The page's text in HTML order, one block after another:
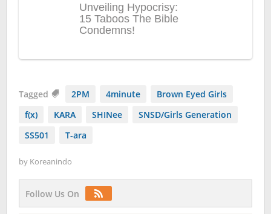
Tagged 2PM 4minute
Brown Eyed Girls
f(x)
KARA SHINee
SNSD/Girls Generation
SS501
T-ara
by Koreanindo
Follow Us On